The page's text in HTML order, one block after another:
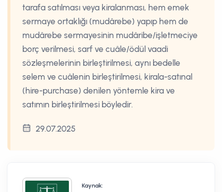
tarafa satılması veya kiralanması, hem emek
sermaye ortaklığı (mudârebe) yapıp hem de
mudârebe sermayesinin mudâribe/işletmeciye
borç verilmesi, sarf ve cuâle/ödül vaadi
sözleşmelerinin birleştirilmesi, aynı bedelle
selem ve cuâlenin birleştirilmesi, kirala-satınal
(hire-purchase) denilen yöntemle kira ve
satımın birleştirilmesi böyledir.
29.07.2025
Kaynak: